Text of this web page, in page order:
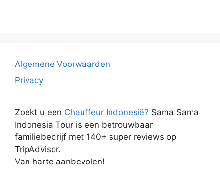
Algemene Voorwaarden
Privacy
Zoekt u een Chauffeur Indonesië? Sama Sama
Indonesia Tour is een betrouwbaar
familiebedrijf met 140+ super reviews op
TripAdvisor.
Van harte aanbevolen!